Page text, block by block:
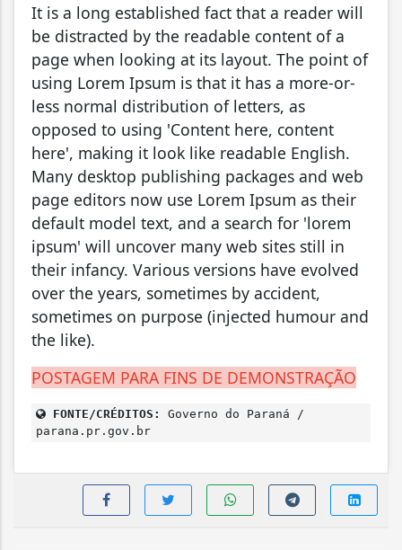
It is a long established fact that a reader will
be distracted by the readable content of a
page when looking at its layout. The point of
using Lorem Ipsum is that it has a more-or-
less normal distribution of letters, as
opposed to using 'Content here, content
here', making it look like readable English.
Many desktop publishing packages and web
page editors now use Lorem Ipsum as their
default model text, and a search for 'lorem
ipsum' will uncover many web sites still in
their infancy. Various versions have evolved
over the years, sometimes by accident,
sometimes on purpose (injected humour and
the like).
POSTAGEM PARA FINS DE DEMONSTRAÇÃO
FONTE/CRÉDITOS:
Governo do Paraná /
parana.pr.gov.br